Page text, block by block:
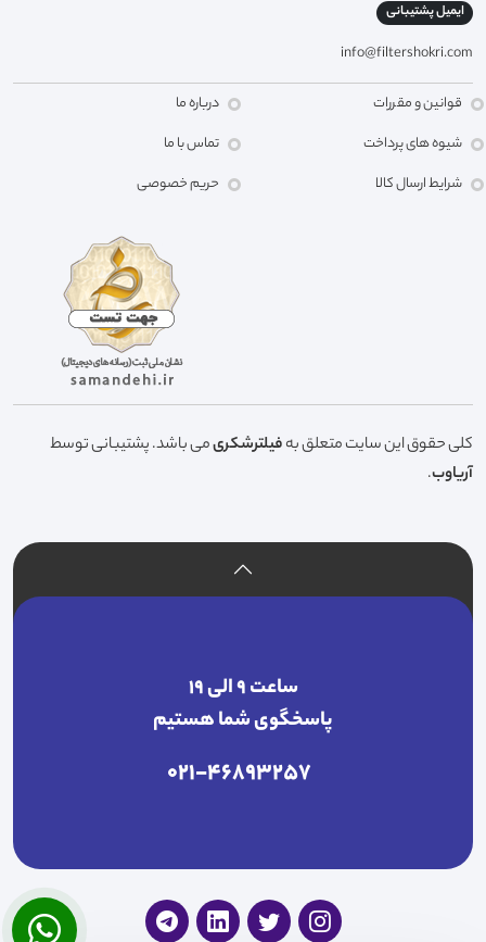
ایمیل پشتیبانی
info@filtershokri.com
قوانین و مقررات
شیوه های پرداخت
شرایط ارسال کالا
درباره ما
تماس با ما
حریم خصوصی
کلی حقوق این سایت متعلق بهفیلترشکریمی باشد. پشتیبانی توسط
آریاوب.
ساعت ۹ الی ۱۹
پاسخگوی شما هستیم
021-46893257